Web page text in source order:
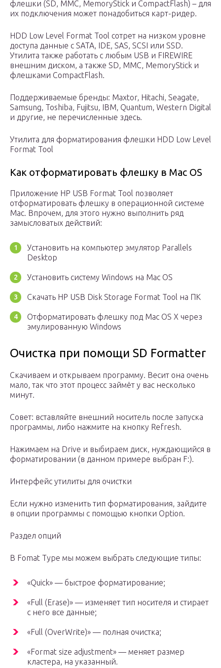
флешки (SD, MMC, MemoryStick и CompactFlash) – для
их подключения может понадобиться карт-ридер.
HDD Low Level Format Tool сотрет на низком уровне
доступа данные с SATA, IDE, SAS, SCSI или SSD.
Утилита также работать с любым USB и FIREWIRE
внешним диском, а также SD, MMC, MemoryStick и
флешками CompactFlash.
Поддерживаемые бренды: Maxtor, Hitachi, Seagate,
Samsung, Toshiba, Fujitsu, IBM, Quantum, Western Digital
и другие, не перечисленные здесь.
Утилита для форматирования флешки HDD Low Level
Format Tool
Как отформатировать флешку в Mac OS
Приложение HP USB Format Tool позволяет
отформатировать флешку в операционной системе
Mac. Впрочем, для этого нужно выполнить ряд
замысловатых действий:
Установить на компьютер эмулятор Parallels
Desktop
Установить систему Windows на Mac OS
Скачать HP USB Disk Storage Format Tool на ПК
Отформатировать флешку под Mac OS X через
эмулированную Windows
Очистка при помощи SD Formatter
Скачиваем и открываем программу. Весит она очень
мало, так что этот процесс займёт у вас несколько
минут.
Совет: вставляйте внешний носитель после запуска
программы, либо нажмите на кнопку Refresh.
Нажимаем на Drive и выбираем диск, нуждающийся в
форматировании (в данном примере выбран F:).
Интерфейс утилиты для очистки
Если нужно изменить тип форматирования, зайдите
в опции программы с помощью кнопки Option.
Раздел опций
В Fomat Type мы можем выбрать следующие типы:
«Quick» — быстрое форматирование;
«Full (Erase)» — изменяет тип носителя и стирает
с него все данные;
«Full (OverWrite)» — полная очистка;
«Format size adjustment» — меняет размер
кластера, на указанный.